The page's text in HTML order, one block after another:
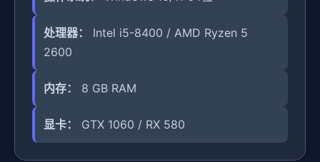
处理器：
Intel i5-8400 / AMD Ryzen 5
2600
内存： 8 GB RAM
显卡： GTX 1060 / RX 580